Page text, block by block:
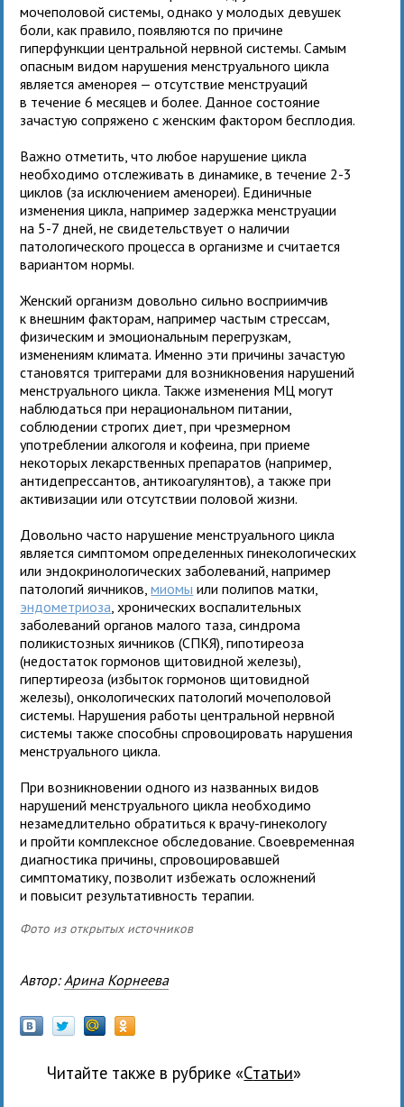
мочеполовой системы, однако у молодых девушек
боли, как правило, появляются по причине
гиперфункции центральной нервной системы. Самым
опасным видом нарушения менструального цикла
является аменорея — отсутствие менструаций
в течение 6 месяцев и более. Данное состояние
зачастую сопряжено с женским фактором бесплодия.
Важно отметить, что любое нарушение цикла
необходимо отслеживать в динамике, в течение 2-3
циклов (за исключением аменореи). Единичные
изменения цикла, например задержка менструации
на 5-7 дней, не свидетельствует о наличии
патологического процесса в организме и считается
вариантом нормы.
Женский организм довольно сильно восприимчив
к внешним факторам, например частым стрессам,
физическим и эмоциональным перегрузкам,
изменениям климата. Именно эти причины зачастую
становятся триггерами для возникновения нарушений
менструального цикла. Также изменения МЦ могут
наблюдаться при нерациональном питании,
соблюдении строгих диет, при чрезмерном
употреблении алкоголя и кофеина, при приеме
некоторых лекарственных препаратов (например,
антидепрессантов, антикоагулянтов), а также при
активизации или отсутствии половой жизни.
Довольно часто нарушение менструального цикла
является симптомом определенных гинекологических
или эндокринологических заболеваний, например
патологий яичников,миомы или полипов матки,
эндометриоза , хронических воспалительных
заболеваний органов малого таза, синдрома
поликистозных яичников (СПКЯ), гипотиреоза
(недостаток гормонов щитовидной железы),
гипертиреоза (избыток гормонов щитовидной
железы), онкологических патологий мочеполовой
системы. Нарушения работы центральной нервной
системы также способны спровоцировать нарушения
менструального цикла.
При возникновении одного из названных видов
нарушений менструального цикла необходимо
незамедлительно обратиться к врачу-гинекологу
и пройти комплексное обследование. Своевременная
диагностика причины, спровоцировавшей
симптоматику, позволит избежать осложнений
и повысит результативность терапии.
Фото из открытых источников
Автор: Арина Корнеева
Читайте также в рубрике « Статьи»